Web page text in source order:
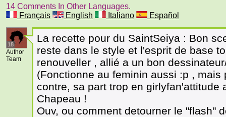
14 Comments In Other Languages.
Français
English Italiano Español
18
Author
Team
La recette pour du SaintSeiya : Bon
reste dans le style et l'esprit de base
renouveller , allié a un bon
(Fonctionne au feminin aussi :p ,
contre, sa part trop en girlyfan'attitude
Chapeau !
Ouv, ou comment detourner le "flash"